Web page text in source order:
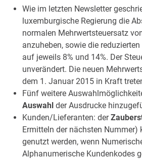
Wie im letzten Newsletter
luxemburgische Regierung die
normalen Mehrwertsteuersatz
anzuheben, sowie die
auf jeweils 8% und 14%. Der
unverändert. Die neuen
dem 1. Januar 2015 in Kraft
Fünf weitere
Auswahl der Ausdrucke
Kunden/Lieferanten: der
Ermitteln der nächsten Nummer)
genutzt werden, wenn
Alphanumerische Kundenkodes